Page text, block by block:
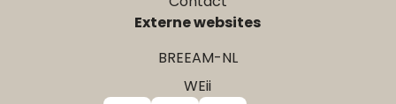
Externe websites
BREEAM-NL
WEii